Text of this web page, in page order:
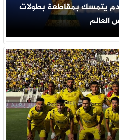
يتمسك بمقاطعة بطولات
العالم